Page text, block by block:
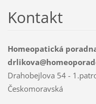
Kontakt
Homeopatická
Drahobejlova 54 -
Českomoravská